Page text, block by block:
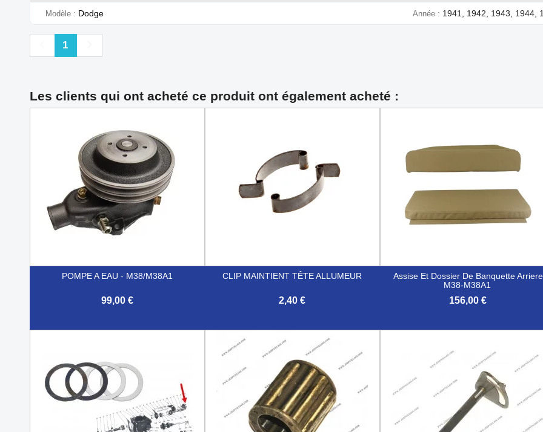
Modèle Dodge Année 1941, 1942, 1943, 1944,
Précédent
1
Les clients qui ont acheté ce produit ont également acheté :
POMPE A EAU - M38/M38A1
99,00 €
CLIP MAINTIENT TÊTE ALLUMEUR
2,40 €
Aperçu rapide
Assise Et Dossier De Banquette Arriere
M38-M38A1
156,00 €